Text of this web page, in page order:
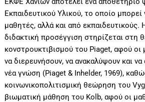
Εκπαιδευτικού Υλικού, το οποίο μπορεί
μαθητές, αλλά και από
διδακτική προσέγγιση στηρίζεται στη
κονστρουκτιβισμού του Piaget, αφού οι
να διερευνήσουν, να ανακαλύψουν και
νέα γνώση (Piaget & Inhelder, 1969),
κοινωνικοπολιτισμική θεώρηση του
βιωματική μάθηση του Kolb, αφού οι